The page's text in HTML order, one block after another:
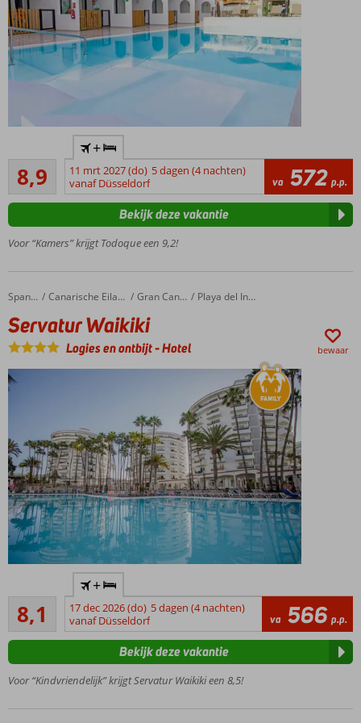
Only Adult
accommodatie;
min. leeftijd is
18 jaar
Gelegen
Ingles
Kleinschalig
Cita aan de
overkant
Verwarmd
8,9
Aanrader
160
beoordelingen
+
11 mrt 2027 (do) 5 dagen (4 nachten)
vanaf Düsseldorf
va 572 p.p.
Voor “Kamers” krijgt Todoque een 9,2!
Bekijk deze vakantie
Home Spanje Canarische Eilanden Gran Canaria Playa del Ingles
Servatur Waikiki
Servatur Waikiki
Logies en ontbijt-Hotel bewaar
in Playa
del
Inglés
leeftijden
shuttle
8,1
Zeer goed
121
beoordelingen
+
17 dec 2026 (do) 5 dagen (4 nachten)
vanaf Düsseldorf
va 566 p.p.
Voor “Kindvriendelijk” krijgt Servatur Waikiki een 8,5!
Bekijk deze vakantie